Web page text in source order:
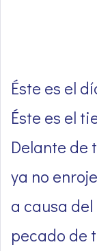
Éste es el
Éste es el
Delante de
ya no
a causa
pecado de